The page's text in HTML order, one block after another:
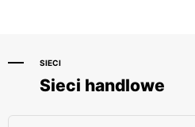
SIECI
Sieci handlowe